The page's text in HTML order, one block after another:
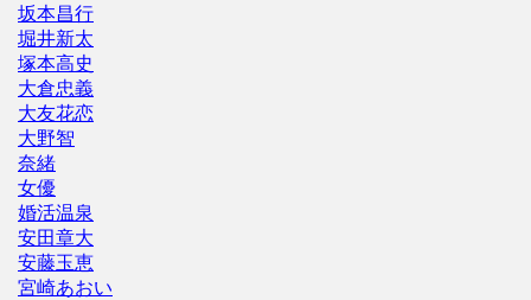
坂本昌行
堀井新太
塚本高史
大倉忠義
大友花恋
大野智
奈緒
女優
婚活温泉
安田章大
安藤玉恵
宮崎あおい